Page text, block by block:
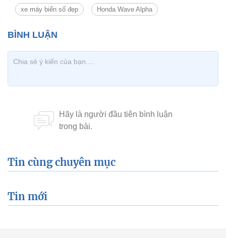
xe máy biển số đẹp Honda Wave Alpha
Tin cùng chuyên mục
Tin mới